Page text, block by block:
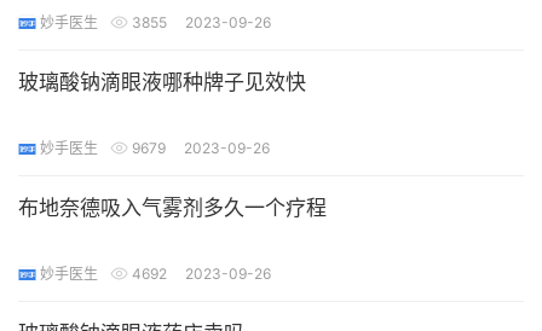
妙手医生 3855 2023-09-26
玻璃酸钠滴眼液哪种牌子见效快
妙手医生 9679 2023-09-26
布地奈德吸入气雾剂多久一个疗程
妙手医生 4692 2023-09-26